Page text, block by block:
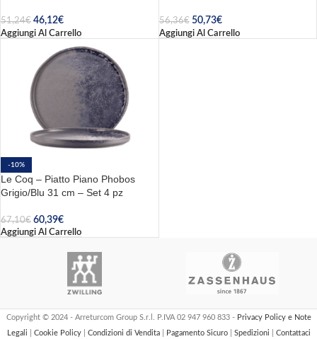
51,24€ 46,12€
Aggiungi Al Carrello
56,36€ 50,73€
Aggiungi Al Carrello
-10%
Le Coq – Piatto Piano Phobos
Grigio/Blu 31 cm – Set 4 pz
67,10€ 60,39€
Aggiungi Al Carrello
Copyright © 2024 - Arreturcom Group S.r.l. P.IVA 02 947 960 833 - Privacy Policy e Note
Legali
Cookie Policy Condizioni di Vendita Pagamento Sicuro Spedizioni Contattaci